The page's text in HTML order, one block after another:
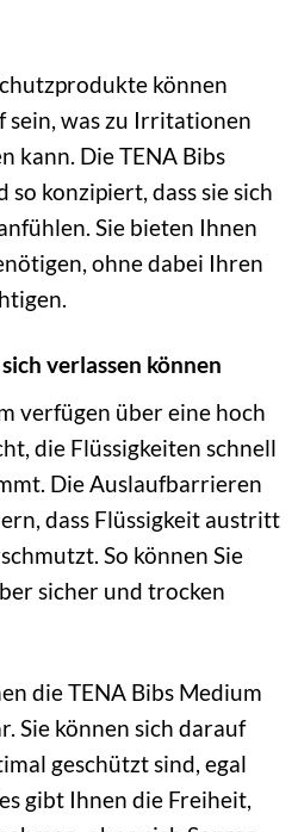
können
sein, was zu Irritationen
kann. Die TENA Bibs
so konzipiert, dass sie sich
Sie bieten Ihnen
ohne dabei Ihren
verlassen können
verfügen über eine hoch
die Flüssigkeiten schnell
Die Auslaufbarrieren
dass Flüssigkeit austritt
So können Sie
sicher und trocken
die TENA Bibs Medium
Sie können sich darauf
geschützt sind, egal
gibt Ihnen die Freiheit,